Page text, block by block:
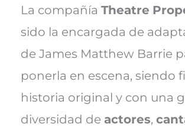
La compañía Theatre
sido la encargada de
de James Matthew Barrie
ponerla en escena, siendo
historia original y con una
diversidad de actores,